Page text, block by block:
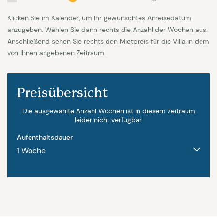
und Mikrowelle ausgestattet. Es gibt eine
Filterkaffeemaschine sowie eine Cafetière.
Waschmaschine steht zur Verfügung. Im
auch Wi-Fi.
Jedes der 4 Schlafzimmer ist warm und gemütlich
eingerichtet und mit Klimaanlage ausgestattet. Zwei
Schlafzimmer haben jeweils ein Doppelbett von 160
Etagenbett von jeweils 90 x 200 ausgestattet.
Klicken Sie im Kalender, um Ihr gewünschtes Anreisedatum
anzugeben. Wählen Sie dann rechts die Anzahl der Wochen aus.
Anschließend sehen Sie rechts den Mietpreis für die Villa in dem
von Ihnen angebenen Zeitraum.
Preisübersicht
Die ausgewählte Anzahl Wochen ist in diesem Zeitraum
leider nicht verfügbar.
Aufenthaltsdauer